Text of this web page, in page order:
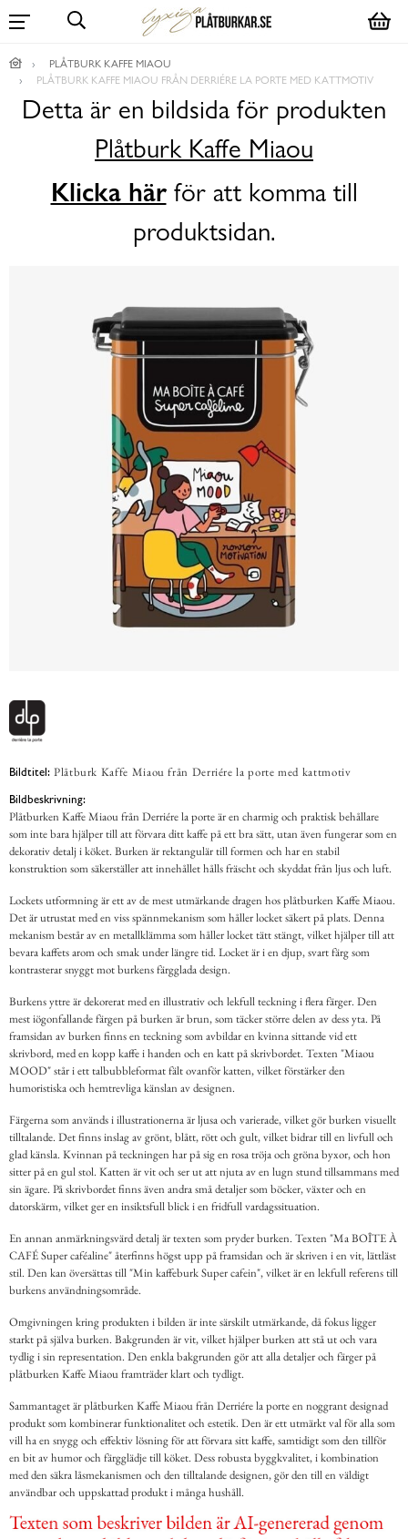
PLÅTBURK KAFFE MIAOU
PLÅTBURK KAFFE MIAOU FRÅN DERRIÉRE LA PORTE MED KATTMOTIV
Detta är en bildsida för produkten
Plåtburk Kaffe Miaou
Klicka härför att komma till
produktsidan.
Bildtitel: Plåtburk Kaffe Miaou från Derriére la porte med kattmotiv
Bildbeskrivning:
Plåtburken Kaffe Miaou från Derriére la porte är en charmig och praktisk behållare
som inte bara hjälper till att förvara ditt kaffe på ett bra sätt, utan även fungerar som en
dekorativ detalj i köket. Burken är rektangulär till formen och har en stabil
konstruktion som säkerställer att innehållet hålls fräscht och skyddat från ljus och luft.
Lockets utformning är ett av de mest utmärkande dragen hos plåtburken Kaffe Miaou.
Det är utrustat med en viss spännmekanism som håller locket säkert på plats. Denna
mekanism består av en metallklämma som håller locket tätt stängt, vilket hjälper till att
bevara kaffets arom och smak under längre tid. Locket är i en djup, svart färg som
kontrasterar snyggt mot burkens färgglada design.
Burkens yttre är dekorerat med en illustrativ och lekfull teckning i flera färger. Den
mest iögonfallande färgen på burken är brun, som täcker större delen av dess yta. På
framsidan av burken finns en teckning som avbildar en kvinna sittande vid ett
skrivbord, med en kopp kaffe i handen och en katt på skrivbordet. Texten "Miaou
MOOD" står i ett talbubbleformat fält ovanför katten, vilket förstärker den
humoristiska och hemtrevliga känslan av designen.
Färgerna som används i illustrationerna är ljusa och varierade, vilket gör burken visuellt
tilltalande. Det finns inslag av grönt, blått, rött och gult, vilket bidrar till en livfull och
glad känsla. Kvinnan på teckningen har på sig en rosa tröja och gröna byxor, och hon
sitter på en gul stol. Katten är vit och ser ut att njuta av en lugn stund tillsammans med
sin ägare. På skrivbordet finns även andra små detaljer som böcker, växter och en
datorskärm, vilket ger en insiktsfull blick i en fridfull vardagssituation.
En annan anmärkningsvärd detalj är texten som pryder burken. Texten "Ma BOÎTE À
CAFÉ Super caféaline" återfinns högst upp på framsidan och är skriven i en vit, lättläst
stil. Den kan översättas till "Min kaffeburk Super cafein", vilket är en lekfull referens till
burkens användningsområde.
Omgivningen kring produkten i bilden är inte särskilt utmärkande, då fokus ligger
starkt på själva burken. Bakgrunden är vit, vilket hjälper burken att stå ut och vara
tydlig i sin representation. Den enkla bakgrunden gör att alla detaljer och färger på
plåtburken Kaffe Miaou framträder klart och tydligt.
Sammantaget är plåtburken Kaffe Miaou från Derriére la porte en noggrant designad
produkt som kombinerar funktionalitet och estetik. Den är ett utmärkt val för alla som
vill ha en snygg och effektiv lösning för att förvara sitt kaffe, samtidigt som den tillför
en bit av humor och färgglädje till köket. Dess robusta byggkvalitet, i kombination
med den säkra låsmekanismen och den tilltalande designen, gör den till en väldigt
användbar och uppskattad produkt i många hushåll.